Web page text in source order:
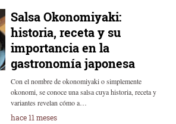
Salsa Okonomiyaki:
historia, receta y su
importancia en la
gastronomía japonesa
Con el nombre de okonomiyaki o simplemente
okonomi, se conoce una salsa cuya historia, receta y
variantes revelan cómo a…
hace 11 meses